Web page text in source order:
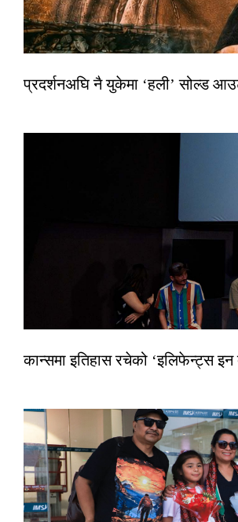
प्रदर्शनअघि नै युकेमा ‘हली’ सोल्ड
कान्समा इतिहास रचेको ‘इलिफेन्ट्स